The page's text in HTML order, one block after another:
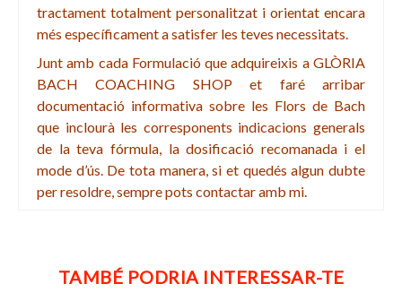
tractament totalment personalitzat i orientat encara
més específicament a satisfer les teves necessitats.
Junt amb cada Formulació que adquireixis a GLÒRIA
BACH COACHING SHOP et faré arribar
documentació informativa sobre les Flors de Bach
que inclourà les corresponents indicacions generals
de la teva fórmula, la dosificació recomanada i el
mode d’ús. De tota manera, si et quedés algun dubte
per resoldre, sempre pots contactar amb mi.
TAMBÉ PODRIA INTERESSAR-TE